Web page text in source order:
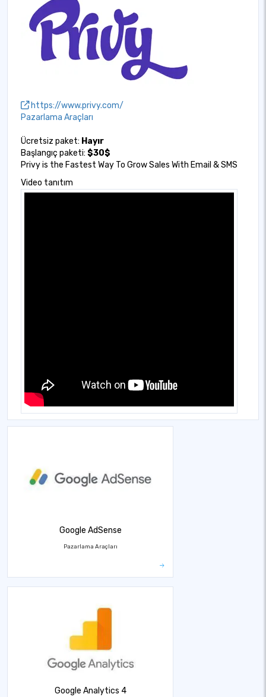
https://www.privy.com/
Pazarlama Araçları
Ücretsiz paket: Hayır
Başlangıç paketi: $30$
Privy is the Fastest Way To Grow Sales With Email & SMS
Video tanıtım
Google AdSense
Pazarlama Araçları
Google Analytics 4